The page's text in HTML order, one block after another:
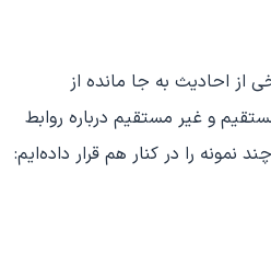
از احادیث به جا مانده از
و غیر مستقیم درباره روابط
نمونه را در کنار هم قرار داده‌ایم: